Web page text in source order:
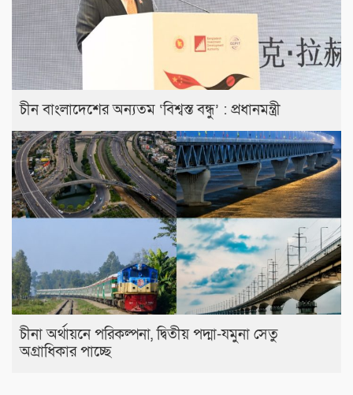
চীন বাংলাদেশের অন্যতম ‘বিশ্বস্ত বন্ধু’ : প্রধানমন্ত্রী
চীনা অর্থায়নে পরিকল্পনা, দ্বিতীয় পদ্মা-যমুনা সেতু
অগ্রাধিকার পাচ্ছে